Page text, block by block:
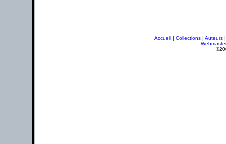
Accueil | Collections | Auteurs